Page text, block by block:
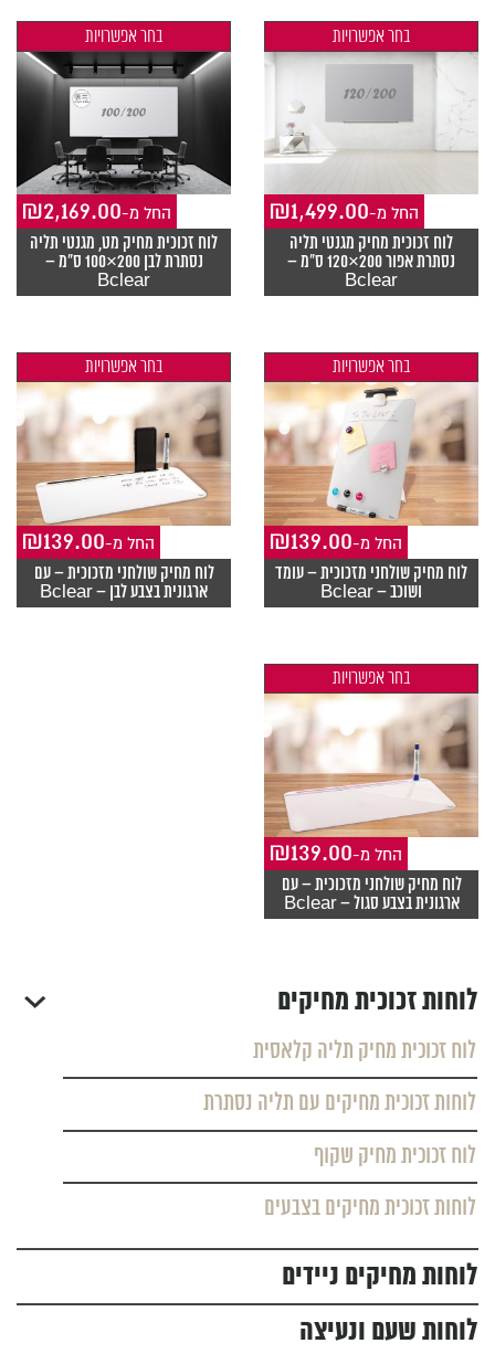
לוחות זכוכית מחיקים
לוח זכוכית מחיק תליה קלאסית
לוחות זכוכית מחיקים עם תליה נסתרת
לוח זכוכית מחיק שקוף
לוחות זכוכית מחיקים בצבעים
לוחות מחיקים ניידים
לוחות שעם ונעיצה
בחר אפשרויות
₪1,499.00 -החל מ
לוח זכוכית מחיק מגנטי תליה
נסתרת אפור 200×120 ס"מ –
Bclear
בחר אפשרויות
₪2,169.00 -החל מ
לוח זכוכית מחיק מט, מגנטי תליה
נסתרת לבן 200×100 ס"מ –
Bclear
בחר אפשרויות
₪139.00 -החל מ
לוח מחיק שולחני מזכוכית – עומד
ושוכב – Bclear
בחר אפשרויות
₪139.00 -החל מ
לוח מחיק שולחני מזכוכית – עם
ארגונית בצבע לבן – Bclear
בחר אפשרויות
₪139.00 -החל מ
לוח מחיק שולחני מזכוכית – עם
ארגונית בצבע סגול – Bclear